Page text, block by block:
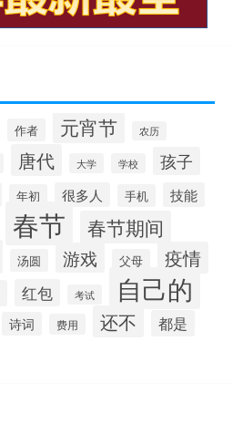
作者 元宵节 农历
唐代 大学 学校 孩子
年初 很多人 手机 技能
春节 春节期间
汤圆 游戏 父母 疫情
红包 考试 自己的
诗词 费用 还不 都是